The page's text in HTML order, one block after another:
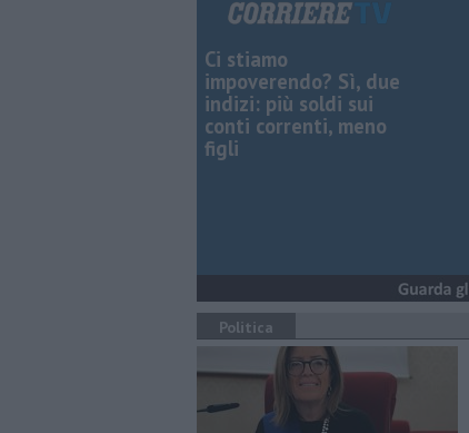
Ci stiamo
impoverendo? Sì, due
indizi: più soldi sui
conti correnti, meno
figli
Politica